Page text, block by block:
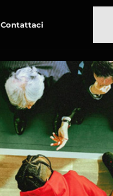
Contattaci